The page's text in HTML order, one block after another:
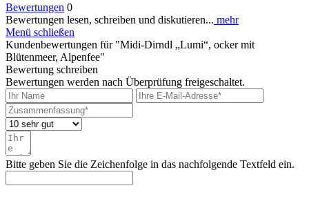
Bewertungen 0
Bewertungen lesen, schreiben und diskutieren... mehr
Menü schließen
Kundenbewertungen für "Midi-Dirndl „Lumi“, ocker mit
Blütenmeer, Alpenfee"
Bewertung schreiben
Bewertungen werden nach Überprüfung freigeschaltet.
Bitte geben Sie die Zeichenfolge in das nachfolgende Textfeld ein.